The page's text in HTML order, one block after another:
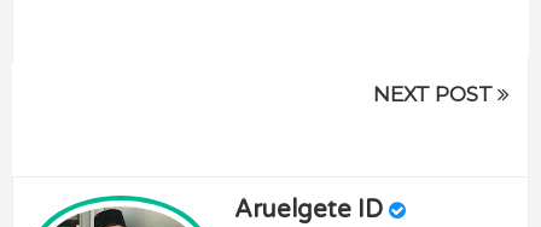
NEXT POST
Aruelgete ID